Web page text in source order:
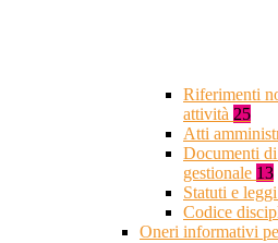
Riferimenti
attività 25
Atti
Documenti
gestionale 13
Statuti e
Codice
Oneri informativi